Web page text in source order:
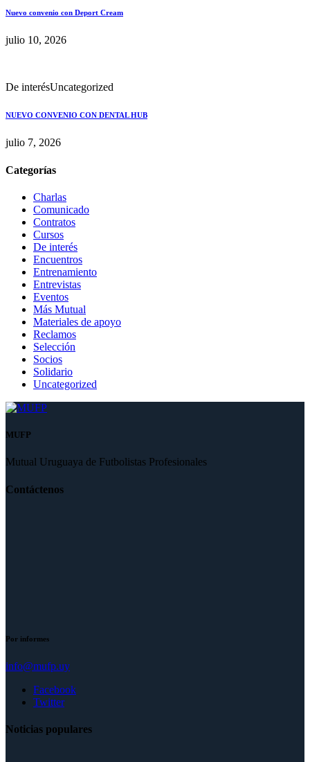
Nuevo convenio con Deport Cream
julio 10, 2026
De interésUncategorized
NUEVO CONVENIO CON DENTAL HUB
julio 7, 2026
Categorías
Charlas
Comunicado
Contratos
Cursos
De interés
Encuentros
Entrenamiento
Entrevistas
Eventos
Más Mutual
Materiales de apoyo
Reclamos
Selección
Socios
Solidario
Uncategorized
MUFP
Mutual Uruguaya de Futbolistas Profesionales
Contáctenos
Por informes
info@mufp.uy
Facebook
Twitter
Noticias populares